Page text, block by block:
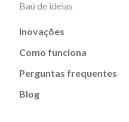
Baú de ideias
Inovações
Como funciona
Perguntas frequentes
Blog